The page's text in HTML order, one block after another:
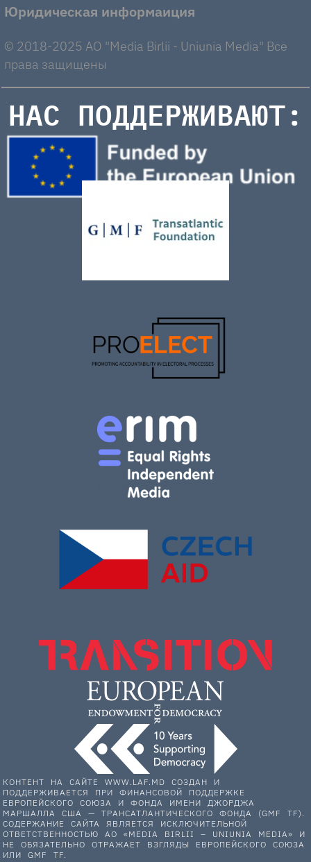
Юридическая информаиция
© 2018-2025 AO "Media Birlii - Uniunia Media" Все
права защищены
НАС ПОДДЕРЖИВАЮТ:
КОНТЕНТ НА САЙТЕ WWW.LAF.MD СОЗДАН И
ПОДДЕРЖИВАЕТСЯ ПРИ ФИНАНСОВОЙ ПОДДЕРЖКЕ
ЕВРОПЕЙСКОГО СОЮЗА И ФОНДА ИМЕНИ ДЖОРДЖА
МАРШАЛЛА США — ТРАНСАТЛАНТИЧЕСКОГО ФОНДА (GMF TF).
СОДЕРЖАНИЕ САЙТА ЯВЛЯЕТСЯ ИСКЛЮЧИТЕЛЬНОЙ
ОТВЕТСТВЕННОСТЬЮ АО «MEDIA BIRLII – UNIUNIA MEDIA» И
НЕ ОБЯЗАТЕЛЬНО ОТРАЖАЕТ ВЗГЛЯДЫ ЕВРОПЕЙСКОГО СОЮЗА
ИЛИ GMF TF.